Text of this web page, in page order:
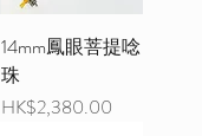
14mm鳳眼菩提唸
珠
價格
HK$2,380.00